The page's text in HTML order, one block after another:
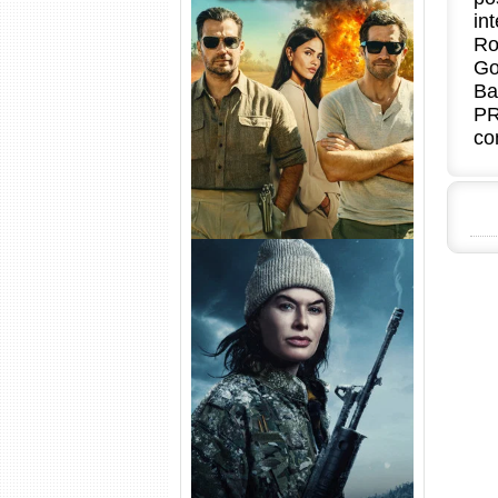
Na Zona Cinzenta Torrent
(2026) WEB-DL 1080p/4K
Dual Áudio
Balística Torrent (2025) WEB-
DL 1080p Dual Áudio